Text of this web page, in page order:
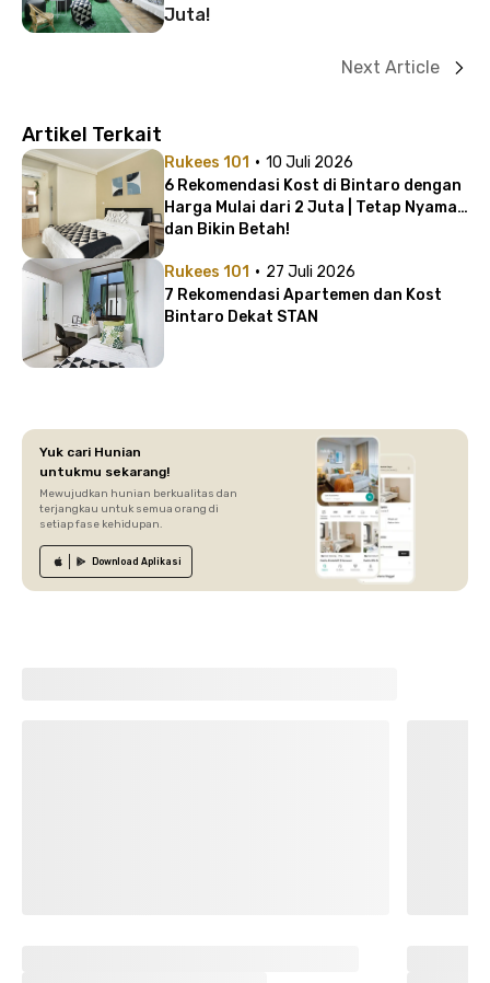
Juta!
Next Article
Artikel Terkait
Rukees 101 · 10 Juli 2026
6 Rekomendasi Kost di Bintaro dengan
Harga Mulai dari 2 Juta | Tetap Nyaman
dan Bikin Betah!
Rukees 101 · 27 Juli 2026
7 Rekomendasi Apartemen dan Kost
Bintaro Dekat STAN
Yuk cari Hunian
untukmu sekarang!
Mewujudkan hunian berkualitas dan
terjangkau untuk semua orang di
setiap fase kehidupan.
Download Aplikasi